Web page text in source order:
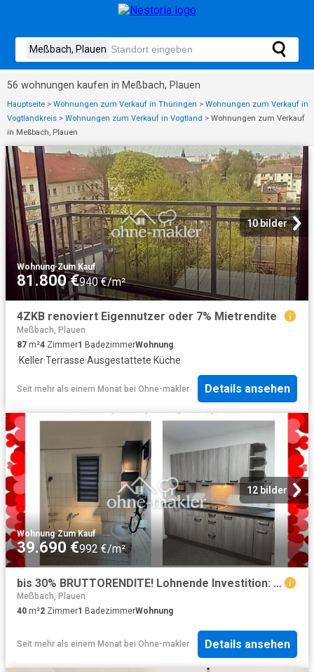
56 wohnungen kaufen in Meßbach, Plauen
Hauptseite > Wohnungen zum Verkauf in Thüringen > Wohnungen zum Verkauf in
Vogtlandkreis > Wohnungen zum Verkauf in Vogtland > Wohnungen zum Verkauf
in Meßbach, Plauen
10 bilder
Wohnung·Zum Kauf
81.800 €940 €/m²
4ZKB renoviert Eigennutzer oder 7% Mietrendite
Meßbach, Plauen
87 m²4 Zimmer1 BadezimmerWohnung
·Keller·Terrasse·Ausgestattete Küche
Seit mehr als einem Monat bei Ohne-makler Details ansehen
12 bilder
Wohnung·Zum Kauf
39.690 €992 €/m²
bis 30% BRUTTORENDITE! Lohnende Investition: Vollmöblierte FERIENWOHNUNG in Plauen
Meßbach, Plauen
40 m²2 Zimmer1 BadezimmerWohnung
Seit mehr als einem Monat bei Ohne-makler Details ansehen